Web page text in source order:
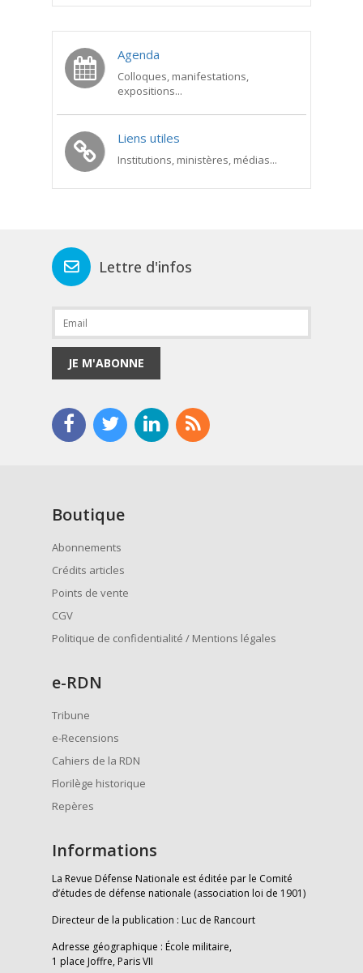
Agenda
Colloques, manifestations,
expositions...
Liens utiles
Institutions, ministères, médias...
Lettre d'infos
JE M'ABONNE
Boutique
Abonnements
Crédits articles
Points de vente
CGV
Politique de confidentialité / Mentions légales
e-RDN
Tribune
e-Recensions
Cahiers de la RDN
Florilège historique
Repères
Informations
La Revue Défense Nationale est éditée par le Comité
d’études de défense nationale (association loi de 1901)
Directeur de la publication : Luc de Rancourt
Adresse géographique : École militaire,
1 place Joffre, Paris VII